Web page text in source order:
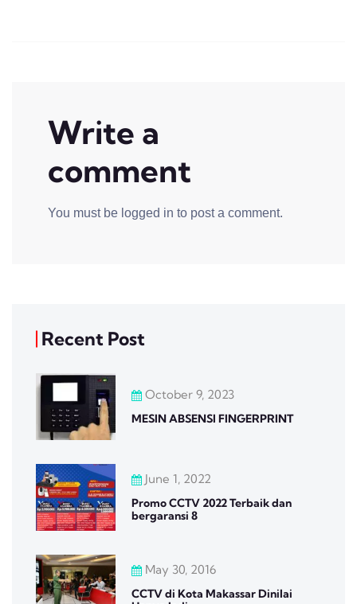
Write a
comment
You must be logged in to post a comment.
Recent Post
October 9, 2023
MESIN ABSENSI FINGERPRINT
June 1, 2022
Promo CCTV 2022 Terbaik dan
bergaransi 8
May 30, 2016
CCTV di Kota Makassar Dinilai